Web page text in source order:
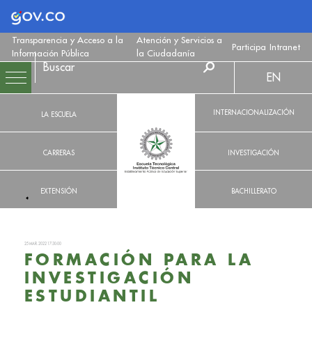
Logo Gobierno de Colombia
Transparencia y Acceso a la
Información Pública
Atención y Servicios a
la Ciudadanía
Participa Intranet
LA ESCUELA
CARRERAS
EXTENSIÓN
EN
INTERNACIONALIZACIÓN
INVESTIGACIÓN
BACHILLERATO
25 MAR. 2022 17:30:00
FORMACIÓN PARA LA
INVESTIGACIÓN
ESTUDIANTIL